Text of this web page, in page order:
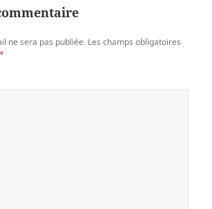
ne sera pas publiée. Les champs obligatoires
*